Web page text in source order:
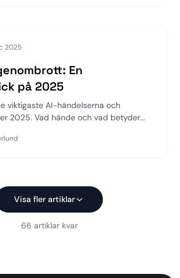
2025
En
på 2025
viktigaste AI-händelserna och
2025. Vad hände och vad betyder
Visa fler artiklar
66 artiklarkvar